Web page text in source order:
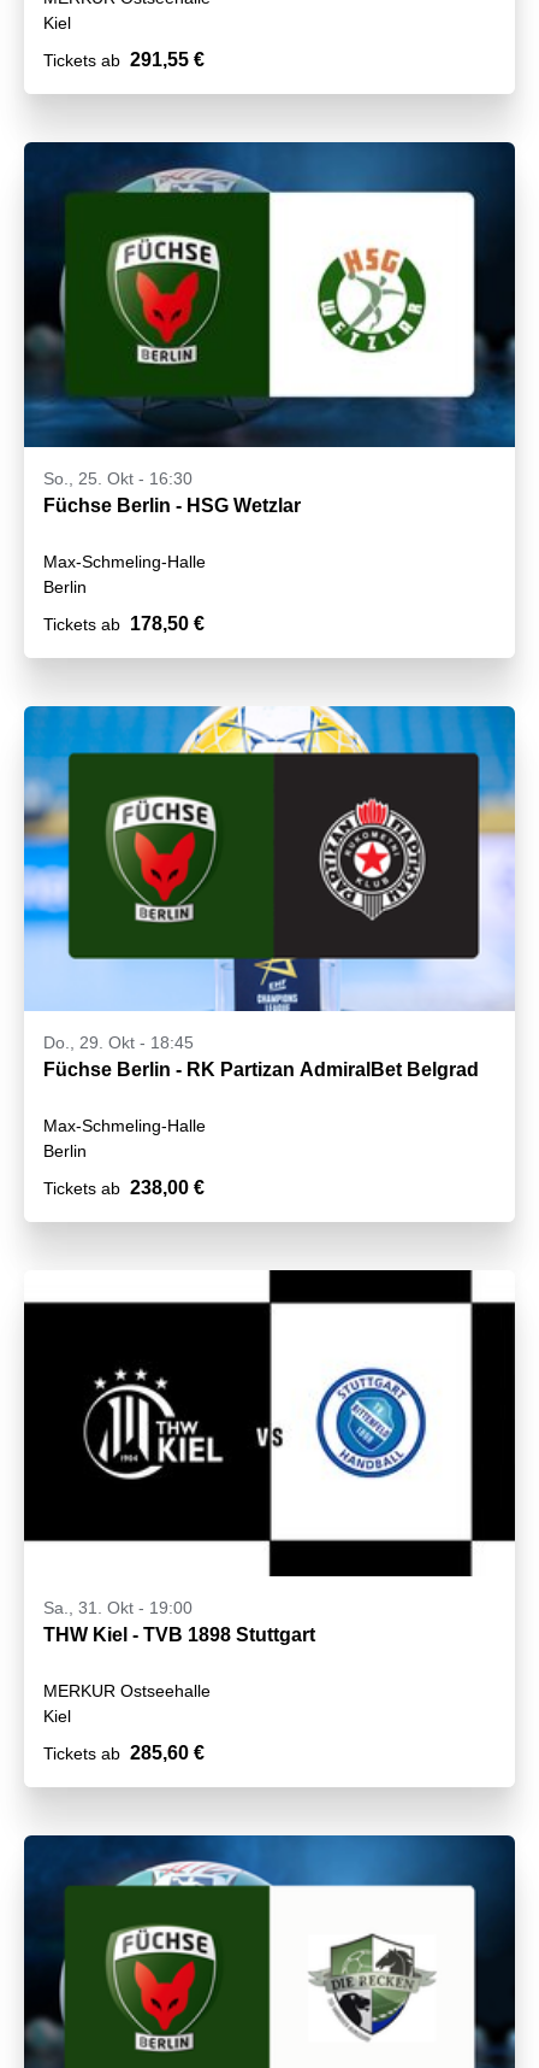
Kiel
Tickets ab 291,55 €
So., 25. Okt - 16:30
Füchse Berlin - HSG Wetzlar
Max-Schmeling-Halle
Berlin
Tickets ab 178,50 €
Do., 29. Okt - 18:45
Füchse Berlin - RK Partizan AdmiralBet Belgrad
Max-Schmeling-Halle
Berlin
Tickets ab 238,00 €
Sa., 31. Okt - 19:00
THW Kiel - TVB 1898 Stuttgart
MERKUR Ostseehalle
Kiel
Tickets ab 285,60 €